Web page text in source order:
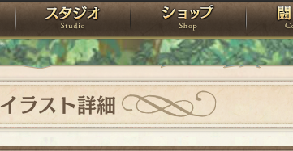
アトリエ スタジオ ショップ
イラスト詳細